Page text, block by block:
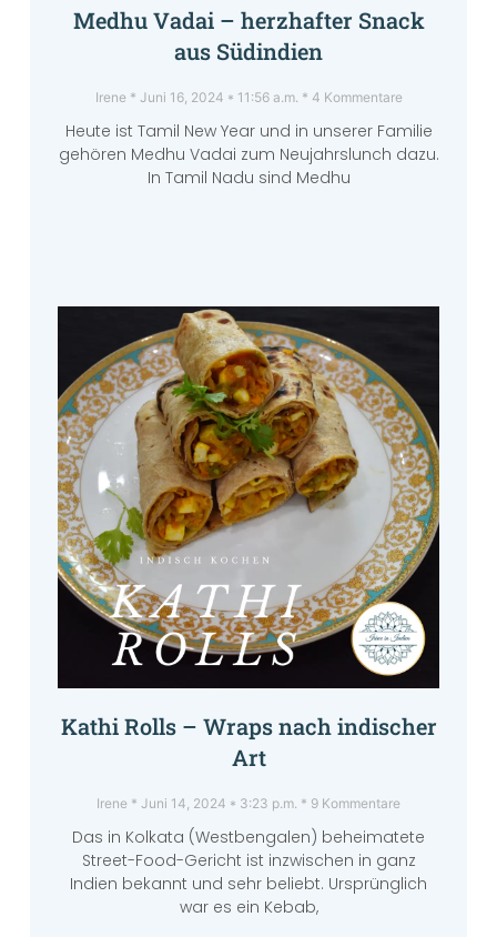
Medhu Vadai – herzhafter Snack
aus Südindien
Irene Juni 16, 2024 11:56 a.m. 4 Kommentare
Heute ist Tamil New Year und in unserer Familie
gehören Medhu Vadai zum Neujahrslunch dazu.
In Tamil Nadu sind Medhu
Kathi Rolls – Wraps nach indischer
Art
Irene Juni 14, 2024 3:23 p.m. 9 Kommentare
Das in Kolkata (Westbengalen) beheimatete
Street-Food-Gericht ist inzwischen in ganz
Indien bekannt und sehr beliebt. Ursprünglich
war es ein Kebab,